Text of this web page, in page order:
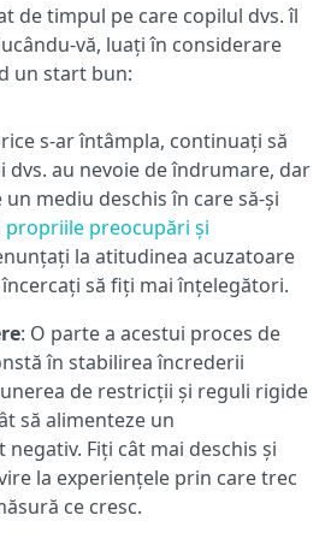
de timpul pe care copilul dvs. îl
vă, luați în considerare
un start bun:
s-ar întâmpla, continuați să
dvs. au nevoie de îndrumare, dar
un mediu deschis în care să-și
propriile preocupări și
la atitudinea acuzatoare
să fiți mai înțelegători.
: O parte a acestui proces de
în stabilirea încrederii
de restricții și reguli rigide
să alimenteze un
Fiți cât mai deschis și
la experiențele prin care trec
ce cresc.